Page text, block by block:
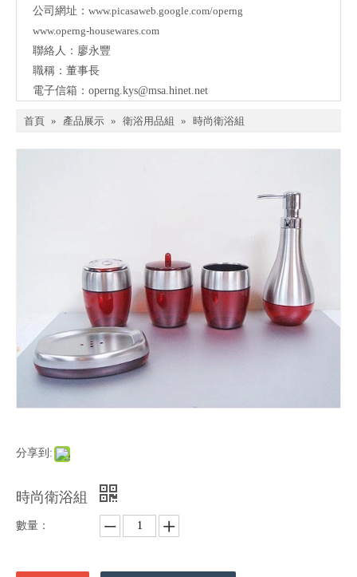
公司網址： www.picasaweb.google.com/operng
www.operng-housewares.com
聯絡人：廖永豐
職稱：董事長
電子信箱： operng.kys@msa.hinet.net
首頁 » 產品展示 » 衛浴用品組 » 時尚衛浴組
分享到:
時尚衛浴組
數量：